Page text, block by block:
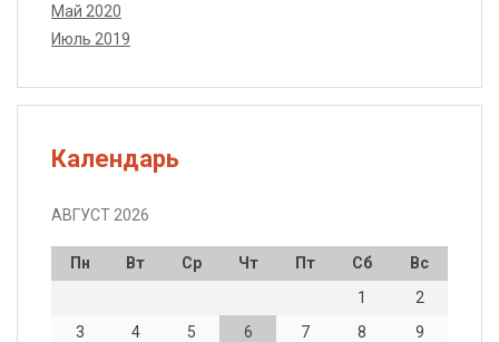
Май 2020
Июль 2019
Календарь
АВГУСТ 2026
Пн Вт Ср Чт Пт Сб
Вс
1
2
3
4 5 6 7 8
9